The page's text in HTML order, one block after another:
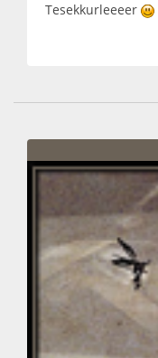
Tesekkurleeeer